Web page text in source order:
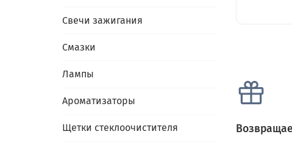
Свечи зажигания
Смазки
Лампы
Ароматизаторы
Щетки стеклоочистителя